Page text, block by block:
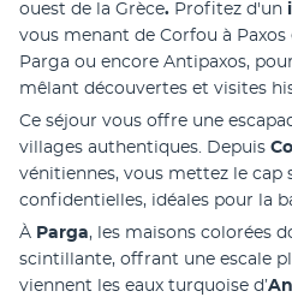
ouest de la Grèce. Profitez d'un
vous menant de Corfou à Paxos
Parga ou encore Antipaxos,
mêlant découvertes et visites
Ce séjour vous offre une
villages authentiques. Depuis
vénitiennes, vous mettez le cap
confidentielles, idéales pour la
À Parga, les maisons colorées
scintillante, offrant une escale
viennent les eaux turquoise d’